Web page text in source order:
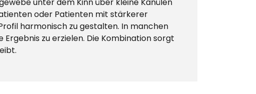
oder Patienten mit stärkerer
harmonisch zu gestalten. In manchen
zu erzielen. Die Kombination sorgt